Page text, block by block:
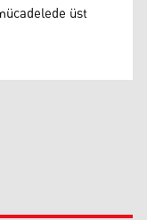
üst